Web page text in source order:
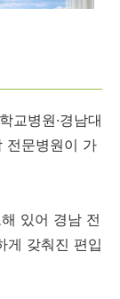
교병원·경남대
전문병원이 가
있어 경남 전
게 갖춰진 편입